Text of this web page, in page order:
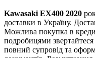
Kawasaki EX400 2020
доставки в Україну.
Можлива покупка в
подробицями
повний супровід та